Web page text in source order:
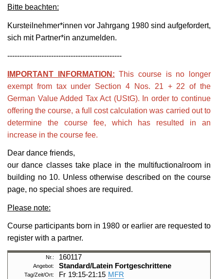
Internationale Zulassung
Beratungsangebote
Studienbüro
Feedbackmanagement
Dezernat Internationales
Interdisziplinäres Studium Generale
Campustour
Leben und Studieren in Frankfurt am Main
Career Services
International Affairs
Über StudyCompass
Ansprechpersonen
Pressemitteilungen
Semestertermine
Stellenangebote der Frankfurt UAS
Veranstaltungskalender
Hochschulwahlen
Jubiläum
Wir bauen
Bitte beachten:
Kursteilnehmer*innen vor Jahrgang 1980 sind aufgefordert,
sich mit Partner*in anzumelden.
-----------------------------------------------
IMPORTANT INFORMATION: This course is no longer
exempt from tax under Section 4 Nos. 21 + 22 of the
German Value Added Tax Act (UStG). In order to continue
offering the course, a full cost calculation was carried out to
determine the course fee, which has resulted in an
increase in the course fee.
Dear dance friends,
our dance classes take place in the multifuctionalroom in
building no 10. Unless otherwise described on the course
page, no special shoes are required.
Please note:
Course participants born in 1980 or earlier are requested to
register with a partner.
160117
Standard/Latein Fortgeschrittene
Fr 19:15-21:15 MFR